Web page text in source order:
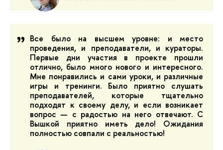
Все было на высшем уровне: и место
проведения, и преподаватели, и кураторы.
Первые дни участия в проекте прошли
отлично, было много нового и интересного.
Мне понравились и сами уроки, и различные
игры и тренинги. Было приятно слушать
преподавателей, которые тщательно
подходят к своему делу, и если возникает
вопрос — с радостью на него отвечают. С
Вышкой приятно иметь дело! Ожидания
полностью совпали с реальностью!